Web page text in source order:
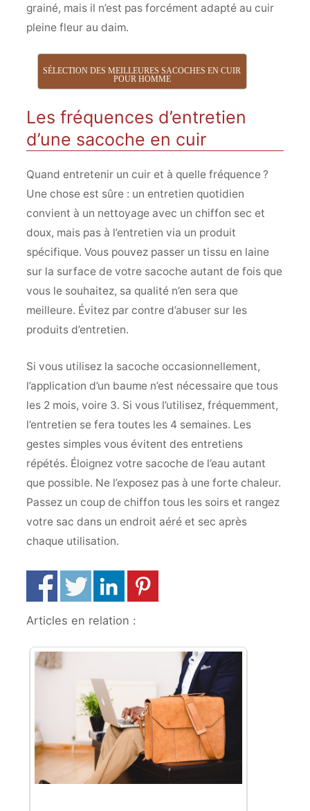
grainé, mais il n’est pas forcément adapté au cuir
pleine fleur au daim.
SÉLECTION DES MEILLEURES SACOCHES EN CUIR
POUR HOMME
Les fréquences d’entretien
d’une sacoche en cuir
Quand entretenir un cuir et à quelle fréquence ?
Une chose est sûre : un entretien quotidien
convient à un nettoyage avec un chiffon sec et
doux, mais pas à l’entretien via un produit
spécifique. Vous pouvez passer un tissu en laine
sur la surface de votre sacoche autant de fois que
vous le souhaitez, sa qualité n’en sera que
meilleure. Évitez par contre d’abuser sur les
produits d’entretien.
Si vous utilisez la sacoche occasionnellement,
l’application d’un baume n’est nécessaire que tous
les 2 mois, voire 3. Si vous l’utilisez, fréquemment,
l’entretien se fera toutes les 4 semaines. Les
gestes simples vous évitent des entretiens
répétés. Éloignez votre sacoche de l’eau autant
que possible. Ne l’exposez pas à une forte chaleur.
Passez un coup de chiffon tous les soirs et rangez
votre sac dans un endroit aéré et sec après
chaque utilisation.
Articles en relation :